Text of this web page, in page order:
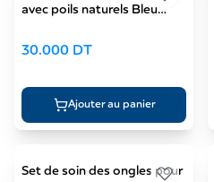
avec poils naturels Bleu
7/406_blu2
30.000 DT
Ajouter au panier
Set de soin des ongles pour